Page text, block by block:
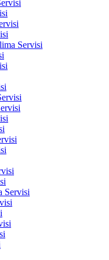
Servisi
Servisi